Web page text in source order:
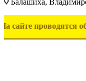
Балашиха,